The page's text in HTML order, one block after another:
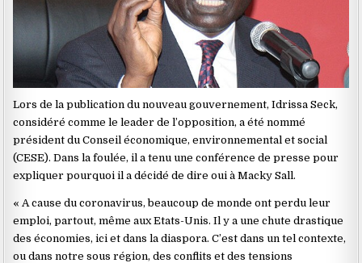
Lors de la publication du nouveau gouvernement, Idrissa Seck,
considéré comme le leader de l’opposition, a été nommé
président du Conseil économique, environnemental et social
(CESE). Dans la foulée, il a tenu une conférence de presse pour
expliquer pourquoi il a décidé de dire oui à Macky Sall.
« A cause du coronavirus, beaucoup de monde ont perdu leur
emploi, partout, même aux Etats-Unis. Il y a une chute drastique
des économies, ici et dans la diaspora. C’est dans un tel contexte,
ou dans notre sous région, des conflits et des tensions